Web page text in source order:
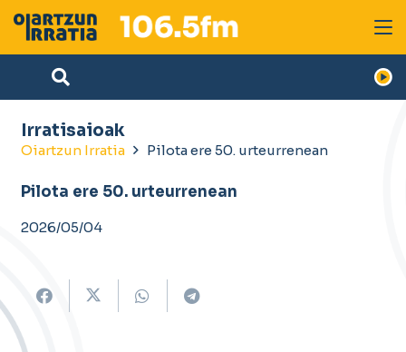
Irratisaioak
Oiartzun Irratia Pilota ere 50. urteurrenean
Pilota ere 50. urteurrenean
2026/05/04